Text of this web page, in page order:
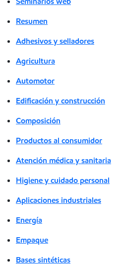
Resumen
Adhesivos y selladores
Agricultura
Automotor
Edificación y construcción
Composición
Productos al consumidor
Atención médica y sanitaria
Higiene y cuidado personal
Aplicaciones industriales
Energía
Empaque
Bases sintéticas